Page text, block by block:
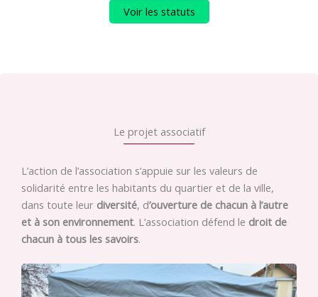
Voir les statuts
Le projet associatif
L’action de l’association s’appuie sur les valeurs de
solidarité entre les habitants du quartier et de la ville,
dans toute leur diversité, d’ouverture de chacun à l’autre
et à son environnement. L’association défend le droit de
chacun à tous les savoirs.